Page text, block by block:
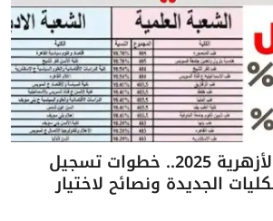
تنسيق الثانوية الأزهرية 2025.. خطوات تسجيل
الجديدة ونصائح لاختيار